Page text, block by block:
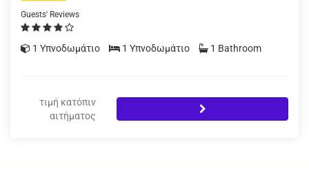
Guests' Reviews
1 Υπνοδωμάτιο 1 Υπνοδωμάτιο 1 Bathroom
τιμή κατόπιν
αιτήματος